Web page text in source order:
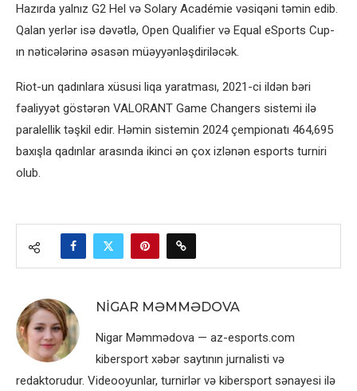
Hazırda yalnız G2 Hel və Solary Académie vəsiqəni təmin edib.
Qalan yerlər isə dəvətlə, Open Qualifier və Equal eSports Cup-
ın nəticələrinə əsasən müəyyənləşdiriləcək.
Riot-un qadınlara xüsusi liqa yaratması, 2021-ci ildən bəri
fəaliyyət göstərən VALORANT Game Changers sistemi ilə
paralellik təşkil edir. Həmin sistemin 2024 çempionatı 464,695
baxışla qadınlar arasında ikinci ən çox izlənən esports turniri
olub.
NIGAR MƏMMƏDOVA
Nigar Məmmədova — az-esports.com
kibersport xəbər saytının jurnalisti və
redaktorudur. Videooyunlar, turnirlər və kibersport sənayesi ilə